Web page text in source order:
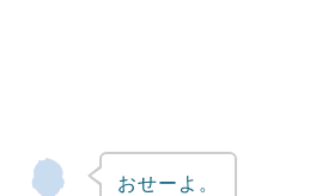
おせーよ。